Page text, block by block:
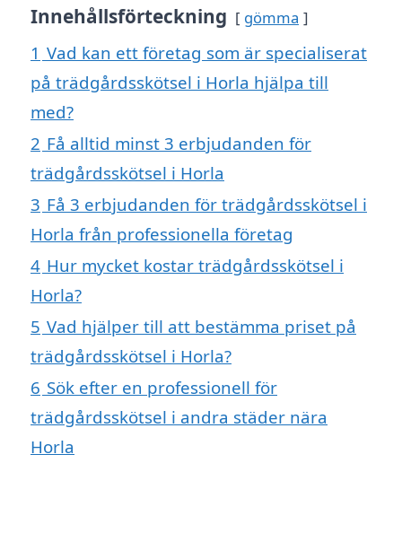
Innehållsförteckning gömma
1 Vad kan ett företag som är specialiserat
på trädgårdsskötsel i Horla hjälpa till
med?
2 Få alltid minst 3 erbjudanden för
trädgårdsskötsel i Horla
3 Få 3 erbjudanden för trädgårdsskötsel i
Horla från professionella företag
4 Hur mycket kostar trädgårdsskötsel i
Horla?
5 Vad hjälper till att bestämma priset på
trädgårdsskötsel i Horla?
6 Sök efter en professionell för
trädgårdsskötsel i andra städer nära
Horla